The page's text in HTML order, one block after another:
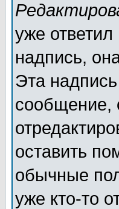
уже
надпись,
Эта
сообщение,
оставить
обычные
уже кто-то